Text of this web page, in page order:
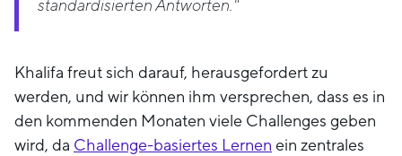
standardisierten Antworten."
Khalifa freut sich darauf, herausgefordert zu
werden, und wir können ihm versprechen, dass es in
den kommenden Monaten viele Challenges geben
wird, da Challenge-basiertes Lernen ein zentrales